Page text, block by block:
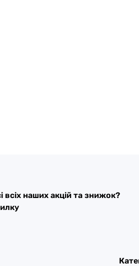
всіх наших акцій та знижок?